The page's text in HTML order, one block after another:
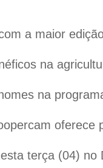
a maior
na
na
terça (04) no